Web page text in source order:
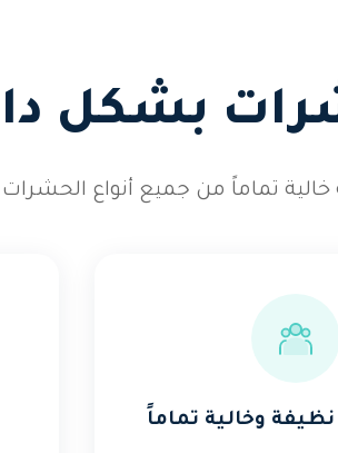
بشكل
تماماً من جميع أنواع الحشرات
وخالية تماماً